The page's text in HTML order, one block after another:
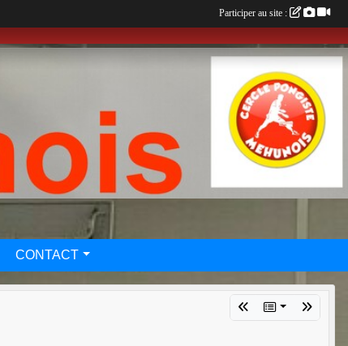
CONTACT
Participer au site :